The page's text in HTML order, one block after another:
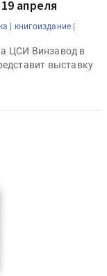
апреля
| книгоиздание |
ЦСИ Винзавод в
выставку